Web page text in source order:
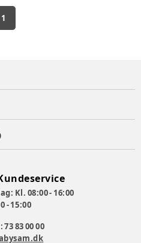
1
Kl. 08:00 - 16:00
- 15:00
83 00 00